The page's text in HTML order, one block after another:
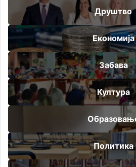
Друштво
Економија
Забава
Култура
Политика